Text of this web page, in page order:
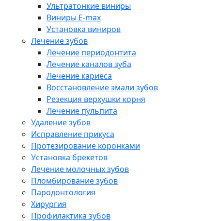
Ультратонкие виниры
Виниры E-max
Установка виниров
Лечение зубов
Лечение периодонтита
Лечение каналов зуба
Лечение кариеса
Восстановление эмали зубов
Резекция верхушки корня
Лечение пульпита
Удаление зубов
Исправление прикуса
Протезирование коронками
Установка брекетов
Лечение молочных зубов
Пломбирование зубов
Пародонтология
Хирургия
Профилактика зубов